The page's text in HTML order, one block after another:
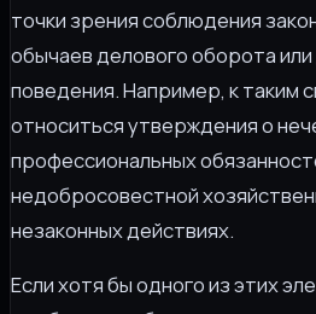
точки зрения соблюдения
обычаев делового оборота
поведения. Например, к таким
относиться утверждения о
профессиональных
недобросовестной
незаконных действиях.
Если хотя бы одного из этих